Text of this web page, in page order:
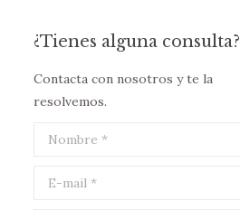
¿Tienes alguna consulta?
Contacta con nosotros y te la
resolvemos.
Nombre *
E-mail *